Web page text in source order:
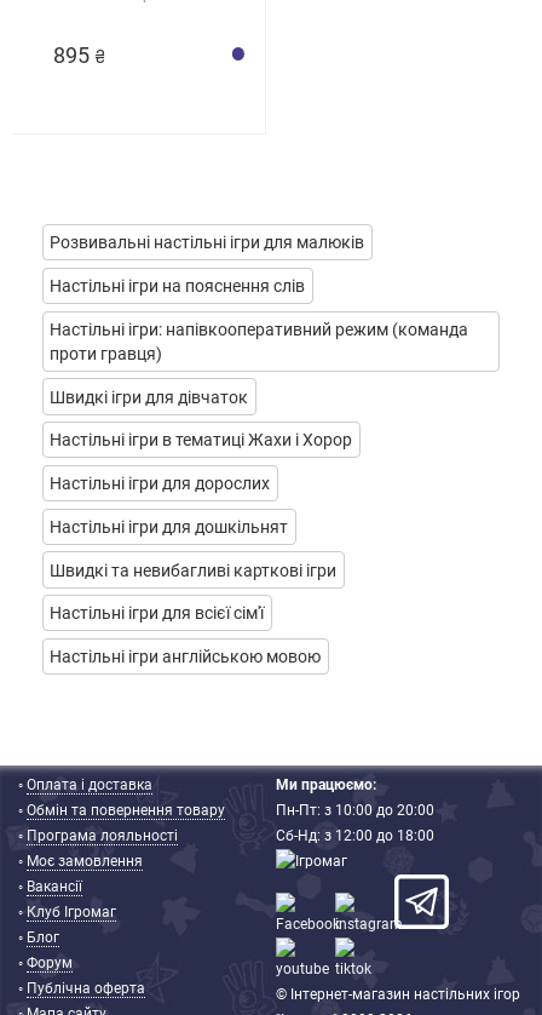
Розвивальні настільні ігри для малюків
Настільні ігри на пояснення слів
Настільні ігри: напівкооперативний режим (команда
проти гравця)
Швидкі ігри для дівчаток
Настільні ігри в тематиці Жахи і Хорор
Настільні ігри для дорослих
Настільні ігри для дошкільнят
Швидкі та невибагливі карткові ігри
Настільні ігри для всієї сім'ї
Настільні ігри англійською мовою
895 ₴
◦Оплата і доставка
◦Обмін та повернення товару
◦ Програма лояльності
◦ Моє замовлення
◦ Вакансії
◦ Клуб Ігромаг
◦ Блог
◦Форум
◦ Публічна оферта
Ми працюємо:
Пн-Пт: з 10:00 до 20:00
Сб-Нд: з 12:00 до 18:00
© Інтернет-магазин настільних ігор